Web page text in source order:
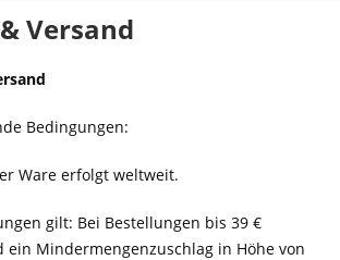
Versand
Bedingungen:
Ware erfolgt weltweit.
gilt: Bei Bestellungen bis 39 €
ein Mindermengenzuschlag in Höhe von